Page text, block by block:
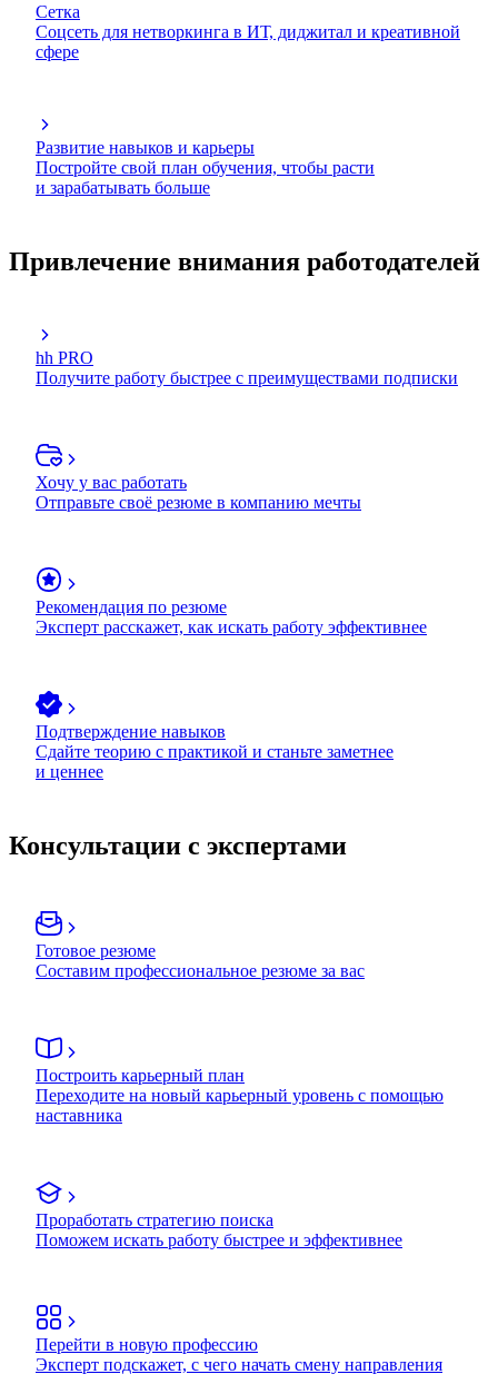
Сетка
Соцсеть для нетворкинга в ИТ, диджитал и креативной
сфере
Развитие навыков и карьеры
Постройте свой план обучения, чтобы расти
и зарабатывать больше
Привлечение внимания работодателей
hh PRO
Получите работу быстрее с преимуществами подписки
Хочу у вас работать
Отправьте своё резюме в компанию мечты
Рекомендация по резюме
Эксперт расскажет, как искать работу эффективнее
Подтверждение навыков
Сдайте теорию с практикой и станьте заметнее
и ценнее
Консультации с экспертами
Готовое резюме
Составим профессиональное резюме за вас
Построить карьерный план
Переходите на новый карьерный уровень с помощью
наставника
Проработать стратегию поиска
Поможем искать работу быстрее и эффективнее
Перейти в новую профессию
Эксперт подскажет, с чего начать смену направления